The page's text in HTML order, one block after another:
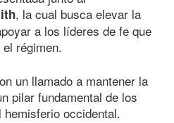
, la cual busca elevar la
a los líderes de fe que
régimen.
un llamado a mantener la
pilar fundamental de los
occidental.